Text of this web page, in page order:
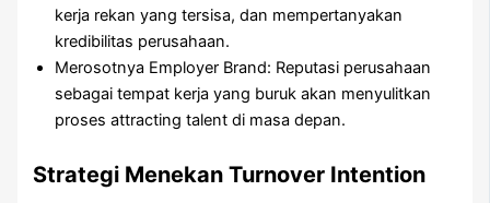
kerja rekan yang tersisa, dan mempertanyakan
kredibilitas perusahaan.
Merosotnya Employer Brand: Reputasi perusahaan
sebagai tempat kerja yang buruk akan menyulitkan
proses attracting talent di masa depan.
Strategi Menekan Turnover Intention